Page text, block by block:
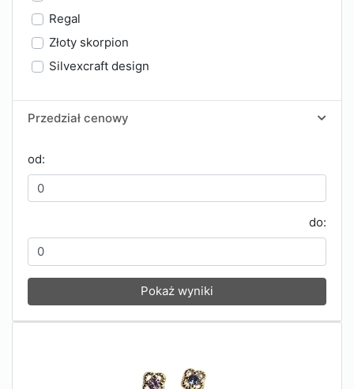
Regal
Złoty skorpion
Silvexcraft design
Przedział cenowy
od:
do:
Pokaż wyniki